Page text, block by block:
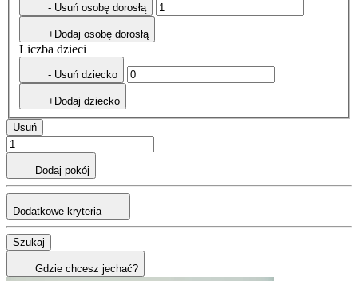
- Usuń osobę dorosłą
+Dodaj osobę dorosłą
Liczba dzieci
- Usuń dziecko
+Dodaj dziecko
Usuń
Dodaj pokój
Dodatkowe kryteria
Szukaj
Gdzie chcesz jechać?